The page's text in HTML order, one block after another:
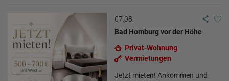
07.08.
Bad Homburg vor der Höhe
Privat-Wohnung
Vermietungen
Jetzt mieten! Ankommen und